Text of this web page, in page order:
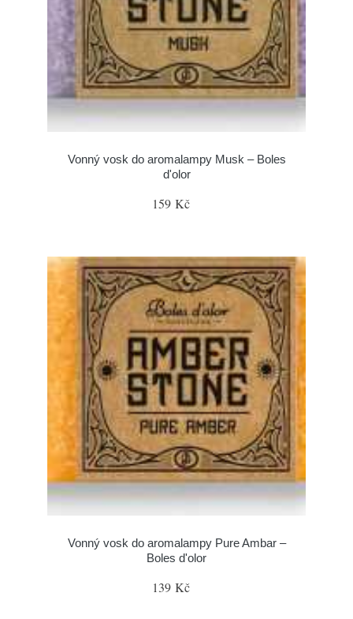
Vonný vosk do aromalampy Musk – Boles
d'olor
159 Kč
Vonný vosk do aromalampy Pure Ambar –
Boles d'olor
139 Kč